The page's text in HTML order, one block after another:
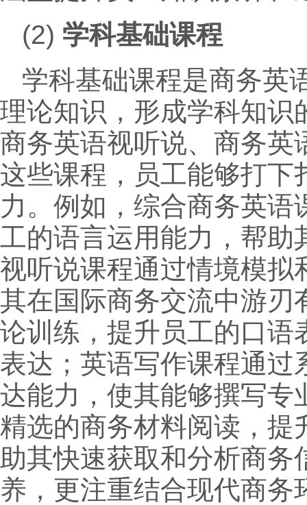
(2) 学科基础课程
学科基础课程是商务英
理论知识，形成学科知识
商务英语视听说、商务英
这些课程，员工能够打下
力。例如，综合商务英
工的语言运用能力，帮助
视听说课程通过情境模拟
其在国际商务交流中游刃
论训练，提升员工的口语
表达；英语写作课程通过
达能力，使其能够撰写专
精选的商务材料阅读，提
助其快速获取和分析商
养，更注重结合现代商